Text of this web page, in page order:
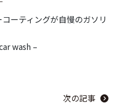
ーティングが自慢のガソリ
wash –
次の記事